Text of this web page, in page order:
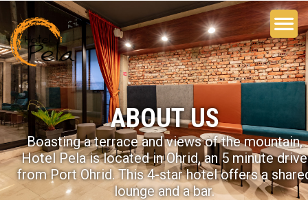
ABOUT US
Boasting a terrace and views of the mountain,
Hotel Pela is located in Ohrid, an 5 minute drive
from Port Ohrid. This 4-star hotel offers a
lounge and a bar.